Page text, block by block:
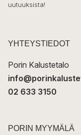
k
t
uutuuksista!
YHTEYSTIEDOT
Porin Kalustetalo
02 633 3150
PORIN MYYMÄLÄ